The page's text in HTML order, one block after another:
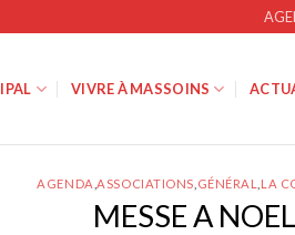
VIVRE À MASSOINS
AGENDA ,ASSOCIATIONS GÉNÉRAL LA
MESSE A NOEL